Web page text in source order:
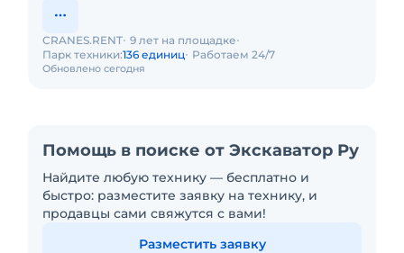
Обновлено сегодня
CRANES.RENT 9 лет на площадке
Парк техники:136 единиц Работаем 24/7
Помощь в поиске от Экскаватор Ру
Найдите любую технику — бесплатно и
быстро: разместите заявку на технику, и
продавцы сами свяжутся с вами!
Разместить заявку